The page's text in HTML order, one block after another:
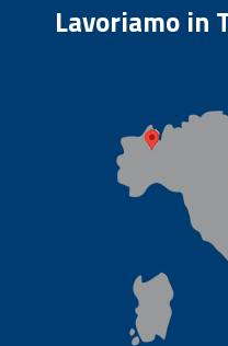
Lavoriamo in